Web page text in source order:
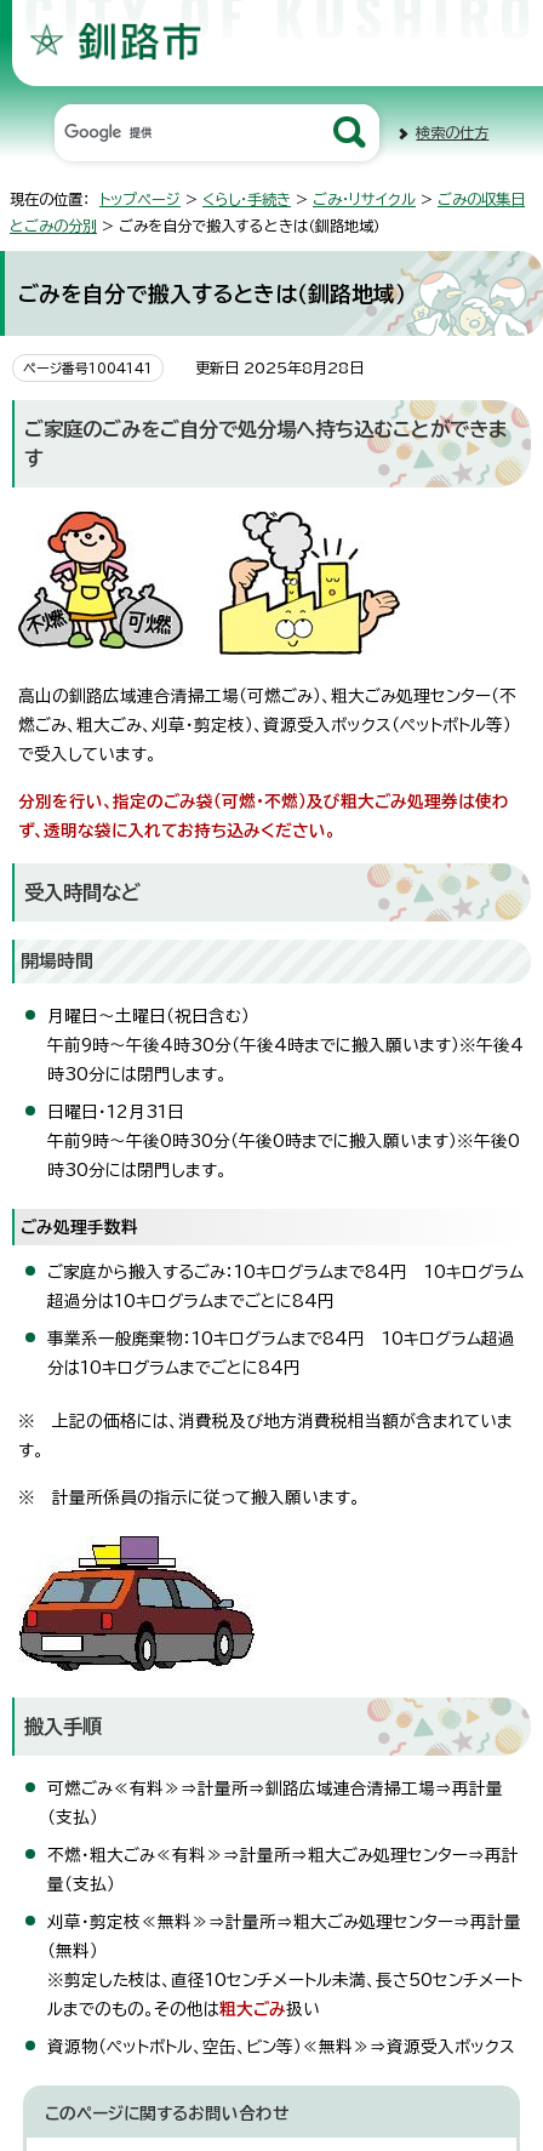
検索の仕方
現在の位置： トップページ > くらし・手続き > ごみ・リサイクル > ごみの収集日
とごみの分別
> ごみを自分で搬入するときは（釧路地域）
ごみを自分で搬入するときは（釧路地域）
ページ番号1004141 更新日 2025年8月28日
ご家庭のごみをご自分で処分場へ持ち込むことができま
す
高山の釧路広域連合清掃工場（可燃ごみ）、粗大ごみ処理センター（不
燃ごみ、粗大ごみ、刈草・剪定枝）、資源受入ボックス（ペットボトル等）
で受入しています。
分別を行い、指定のごみ袋（可燃・不燃）及び粗大ごみ処理券は使わ
ず、透明な袋に入れてお持ち込みください。
受入時間など
開場時間
月曜日～土曜日（祝日含む）
午前9時～午後4時30分（午後4時までに搬入願います）※午後4
時30分には閉門します。
日曜日・12月31日
午前9時～午後0時30分（午後0時までに搬入願います）※午後0
時30分には閉門します。
ごみ処理手数料
ご家庭から搬入するごみ：10キログラムまで84円 10キログラム
超過分は10キログラムまでごとに84円
事業系一般廃棄物：10キログラムまで84円 10キログラム超過
分は10キログラムまでごとに84円
※ 上記の価格には、消費税及び地方消費税相当額が含まれていま
す。
※ 計量所係員の指示に従って搬入願います。
搬入手順
可燃ごみ≪有料≫⇒計量所⇒釧路広域連合清掃工場⇒再計量
（支払）
不燃・粗大ごみ≪有料≫⇒計量所⇒粗大ごみ処理センター⇒再計
量（支払）
刈草・剪定枝≪無料≫⇒計量所⇒粗大ごみ処理センター⇒再計量
（無料）
※剪定した枝は、直径10センチメートル未満、長さ50センチメート
ルまでのもの。その他は粗大ごみ扱い
資源物（ペットボトル、空缶、ビン等）≪無料≫⇒資源受入ボックス
このページに関するお問い合わせ